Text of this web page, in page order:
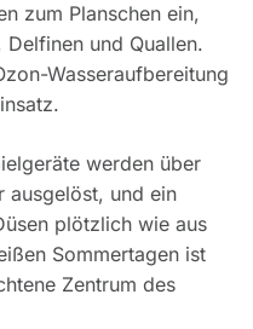
zum Planschen ein,
und Quallen.
Wasseraufbereitung
werden über
ausgelöst, und ein
plötzlich wie aus
Sommertagen ist
Zentrum des